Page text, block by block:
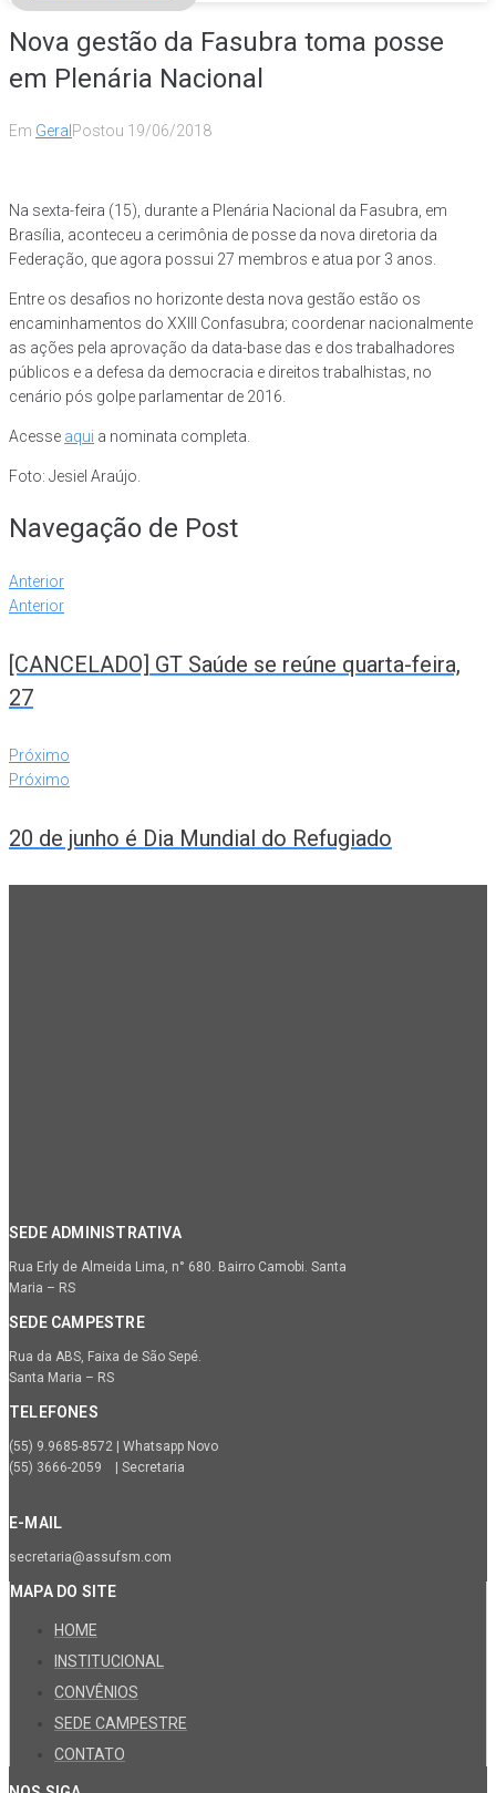
Nova gestão da Fasubra toma posse
em Plenária Nacional
Em Geral Postou 19/06/2018
Na sexta-feira (15), durante a Plenária Nacional da Fasubra, em
Brasília, aconteceu a cerimônia de posse da nova diretoria da
Federação, que agora possui 27 membros e atua por 3 anos.
Entre os desafios no horizonte desta nova gestão estão os
encaminhamentos do XXIII Confasubra; coordenar nacionalmente
as ações pela aprovação da data-base das e dos trabalhadores
públicos e a defesa da democracia e direitos trabalhistas, no
cenário pós golpe parlamentar de 2016.
Acesse aqui a nominata completa.
Foto: Jesiel Araújo.
Navegação de Post
Anterior
Anterior
[CANCELADO] GT Saúde se reúne quarta-feira,
27
Próximo
Próximo
20 de junho é Dia Mundial do Refugiado
SEDE ADMINISTRATIVA
Rua Erly de Almeida Lima, n° 680. Bairro Camobi. Santa
Maria – RS
SEDE CAMPESTRE
Rua da ABS, Faixa de São Sepé.
Santa Maria – RS
TELEFONES
(55) 9.9685-8572 | Whatsapp Novo
(55) 3666-2059 | Secretaria
E-MAIL
secretaria@assufsm.com
MAPA DO SITE
HOME
INSTITUCIONAL
CONVÊNIOS
SEDE CAMPESTRE
CONTATO